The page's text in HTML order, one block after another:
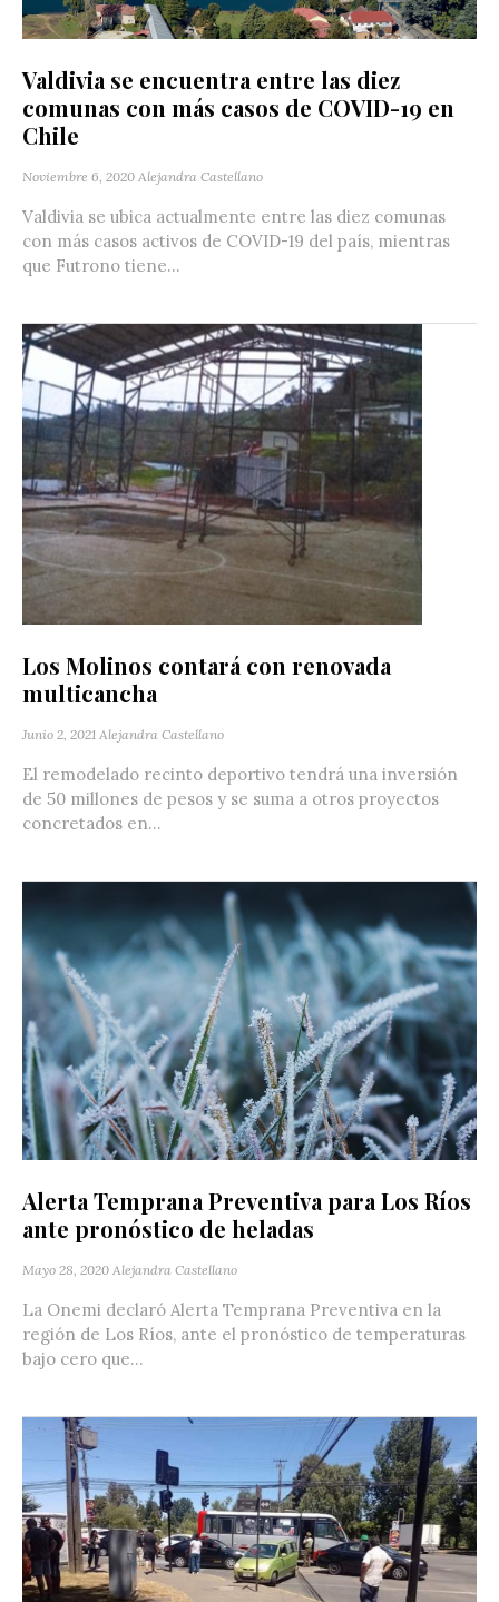
Valdivia se encuentra entre las diez
comunas con más casos de COVID-19 en
Chile
Noviembre 6, 2020 Alejandra Castellano
Valdivia se ubica actualmente entre las diez comunas
con más casos activos de COVID-19 del país, mientras
que Futrono tiene...
Los Molinos contará con renovada
multicancha
Junio 2, 2021 Alejandra Castellano
El remodelado recinto deportivo tendrá una inversión
de 50 millones de pesos y se suma a otros proyectos
concretados en...
Alerta Temprana Preventiva para Los Ríos
ante pronóstico de heladas
Mayo 28, 2020 Alejandra Castellano
La Onemi declaró Alerta Temprana Preventiva en la
región de Los Ríos, ante el pronóstico de temperaturas
bajo cero que...